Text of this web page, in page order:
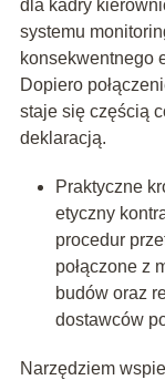
dla kadry
systemu
konsekwentnego
Dopiero
staje się częścią
deklaracją.
Praktyczne
etyczny
procedur
połączone z
budów oraz
dostawców
Narzędziem